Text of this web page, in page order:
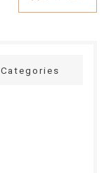
Categories